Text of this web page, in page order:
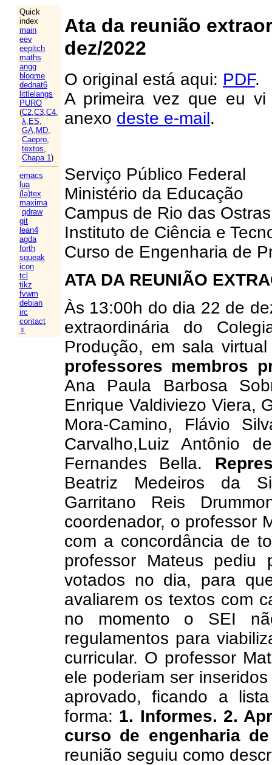
Quick
index
main
eev
eepitch
maths
angg
blogme
dednat6
littlelangs
PURO
(C2,C3,C4,
λ, ES,
GA, MD,
Caepro,
textos,
Chapa 1)
emacs
lua
(la)tex
maxima
qdraw
git
lean4
agda
forth
squeak
icon
tcl
tikz
fvwm
debian
irc
contact
☿
Ata da reunião
dez/2022
O original está aqui: PDF.
A primeira vez que eu
anexo deste e-mail.
Serviço Público Federal
Ministério da Educação
Campus de Rio das Ostras
Instituto de Ciência e
Curso de Engenharia de
ATA DA REUNIÃO
Às 13:00h do dia 22 de
extraordinária do
Produção, em sala
professores membros
Ana Paula Barbosa
Enrique Valdiviezo Viera,
Mora-Camino, Flávio
Carvalho,Luiz Antônio
Fernandes Bella.
Beatriz Medeiros da
Garritano Reis
coordenador, o professor
com a concordância de
professor Mateus
votados no dia, para
avaliarem os textos com
no momento o SEI
regulamentos para
curricular. O professor
ele poderiam ser
aprovado, ficando a
forma: 1. Informes. 2.
curso de engenharia
reunião seguiu como